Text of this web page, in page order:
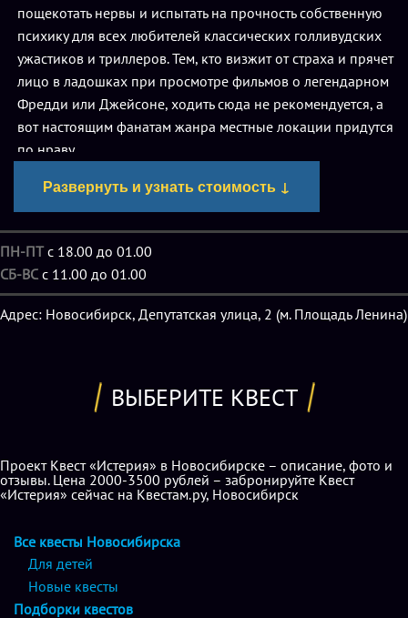
пощекотать нервы и испытать на прочность собственную
психику для всех любителей классических голливудских
ужастиков и триллеров. Тем, кто визжит от страха и прячет
лицо в ладошках при просмотре фильмов о легендарном
Фредди или Джейсоне, ходить сюда не рекомендуется, а
вот настоящим фанатам жанра местные локации придутся
по нраву.
Как и многие другие авторы квест-проектов, создатели и
наиболее востребованном жанре, ведь он действительно
пользуется спросом. Другое дело, что семейным
командам и детям до 14 вход на эти игры категорически
воспрещен, но зато студентам и прочей молодежи, да и
Возможно, в дальнейшем команда проекта решит
открытые локации, с нетерпением ждут), однако пока
квесты «Истерия» в Новосибирскепредставлены двумя
«Пятница, 13».
Для постоянных клиентов (побывавших на одной из
Развернуть и узнать стоимость ↓
ПН-ПТс 18.00 до 01.00
СБ-ВС с 11.00 до 01.00
Адрес: Новосибирск, Депутатская улица, 2 (м. Площадь Ленина)
ВЫБЕРИТЕ КВЕСТ
Проект Квест «Истерия» в Новосибирске – описание, фото и
отзывы. Цена 2000-3500 рублей – забронируйте Квест
«Истерия» сейчас на Квестам.ру, Новосибирск
Все квесты Новосибирска
Для детей
Новые квесты
Подборки квестов